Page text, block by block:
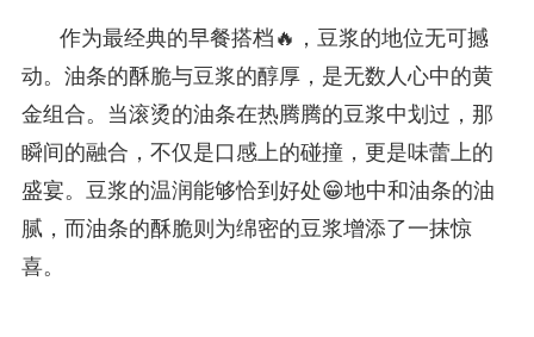
作为最经典的早餐搭档🔥，豆浆的地位无可撼
动。油条的酥脆与豆浆的醇厚，是无数人心中的黄
金组合。当滚烫的油条在热腾腾的豆浆中划过，那
瞬间的融合，不仅是口感上的碰撞，更是味蕾上的
盛宴。豆浆的温润能够恰到好处😁地中和油条的油
腻，而油条的酥脆则为绵密的豆浆增添了一抹惊
喜。